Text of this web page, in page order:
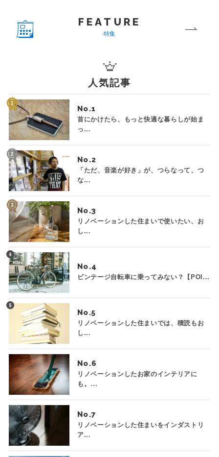
FEATURE
特集
人気記事
No.
首にかけたら、もっと快適な暮らしが始ま
っ...
No.
「ただ、音楽が好き」が、つらなって、つ
な...
No.
リノベーションした住まいで使いたい、お
し...
No.
ビンテージ自転車に乗ってみない？【POI...
No.
リノベーションした住まいでは、積読もお
し...
No.
リノベーションしたお家のインテリアに
も。...
No.
リノベーションした住まいをインダストリ
ア...